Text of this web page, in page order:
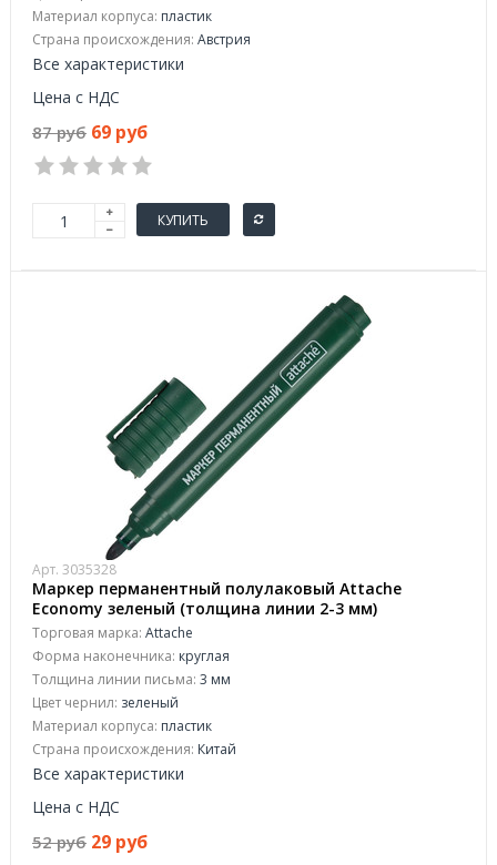
Материал корпуса: пластик
Страна происхождения: Австрия
Все характеристики
Цена с НДС
87 руб 69 руб
КУПИТЬ
Арт. 3035328
Маркер перманентный полулаковый Attache
Economy зеленый (толщина линии 2-3 мм)
Торговая марка: Attache
Форма наконечника: круглая
Толщина линии письма: 3 мм
Цвет чернил: зеленый
Материал корпуса: пластик
Страна происхождения: Китай
Все характеристики
Цена с НДС
52 руб 29 руб